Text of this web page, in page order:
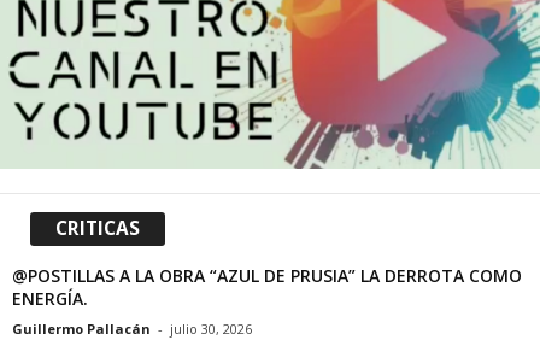
CRITICAS
@POSTILLAS A LA OBRA “AZUL DE PRUSIA” LA DERROTA COMO
ENERGÍA.
Guillermo Pallacán - julio 30, 2026